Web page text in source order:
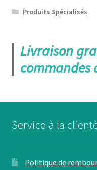
Produits Spécialisés
Livraison
commandes
Service à la
Politique de